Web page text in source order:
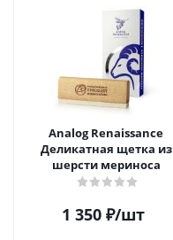
Analog Renaissance
Деликатная щетка из
шерсти мериноса
1 350₽/шт